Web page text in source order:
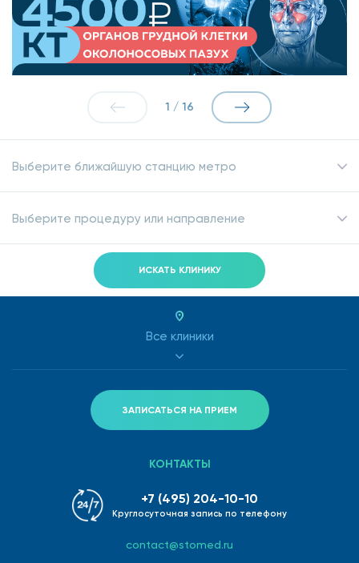
1 / 16
Выберите ближайшую станцию метро
Выберите процедуру или направление
ИСКАТЬ КЛИНИКУ
Все клиники
ЗАПИСАТЬСЯ НА ПРИЕМ
КОНТАКТЫ
+7 (495) 204-10-10
Круглосуточная запись по телефону
contact@stomed.ru